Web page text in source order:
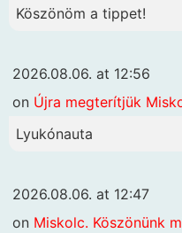
Köszönöm a tippet!
2026.08.06. at 12:56
on Újra megterítjük
Lyukónauta
2026.08.06. at 12:47
on Miskolc. Köszönünk